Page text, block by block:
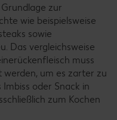
zur
wie beispielsweise
sowie
Das vergleichsweise
muss
um es zarter zu
oder Snack in
zum Kochen